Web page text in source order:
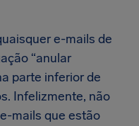
e-mails de
“anular
parte inferior de
Infelizmente, não
mails que estão